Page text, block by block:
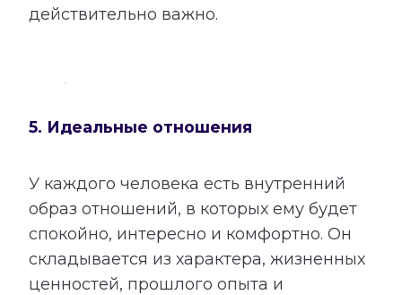
действительно важно.
5. Идеальные отношения
У каждого человека есть внутренний
образ отношений, в которых ему будет
спокойно, интересно и комфортно. Он
складывается из характера, жизненных
ценностей, прошлого опыта и